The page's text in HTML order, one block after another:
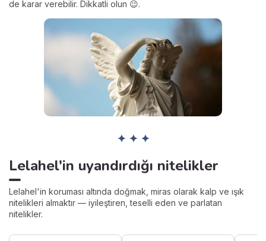
de karar verebilir. Dikkatli olun 😉.
✦ ✦ ✦
Lelahel'in uyandırdığı nitelikler
Lelahel'in koruması altında doğmak, miras olarak kalp ve ışık
nitelikleri almaktır — iyileştiren, teselli eden ve parlatan
nitelikler.